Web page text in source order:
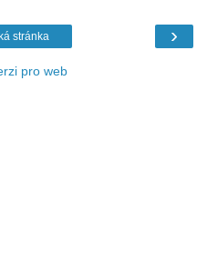
›
stránka
pro web